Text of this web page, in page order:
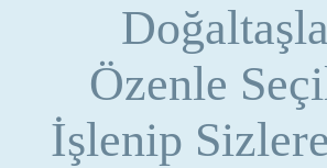
Özenle
İşlenip